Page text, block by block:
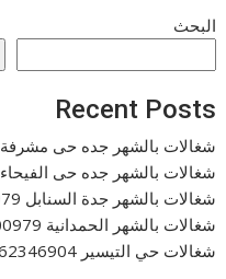
البحث
Recent Posts
شغالات بالشهر جده حى مشرفة 0577265649
شغالات بالشهر جده حى الفيحاء 0577265649
شغالات بالشهر جدة السنابل 0571400979
شغالات بالشهر الحمدانية 0571400979
شغالات حي التيسير 0562346904